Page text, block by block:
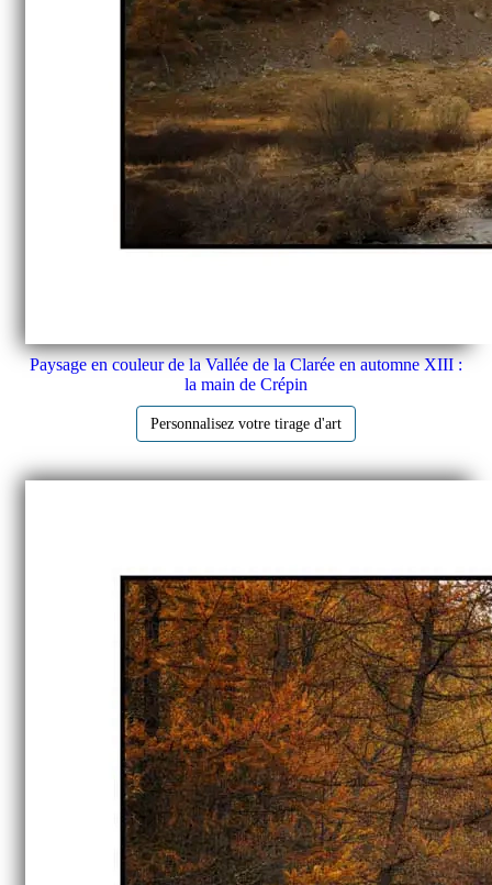
Paysage en couleur de la Vallée de la Clarée en automne XIII :
la main de Crépin
Personnalisez votre tirage d'art